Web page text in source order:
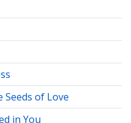
Seeds of Love
in You